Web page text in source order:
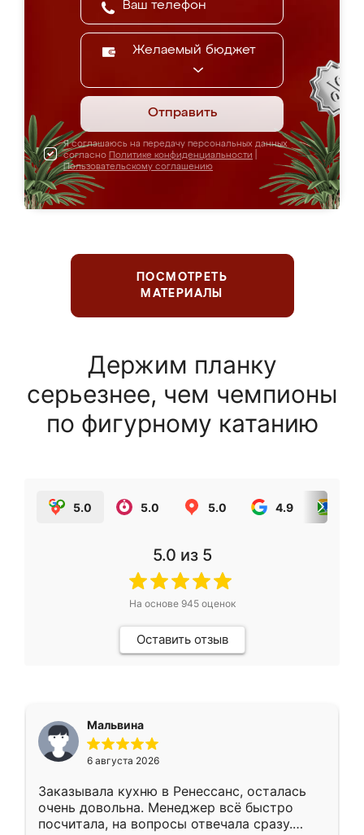
Желаемый бюджет
Отправить
Я соглашаюсь на передачу персональных данных
согласно Политике конфиденциальности
Пользовательскому соглашению
ПОСМОТРЕТЬ
МАТЕРИАЛЫ
Держим планку
серьезнее, чем чемпионы
по фигурному катанию
5.0 5.0 5.0 4.9
5.0 из 5
На основе 945оценок
Оставить отзыв
Мальвина
6 августа 2026
Заказывала кухню в Ренессанс, осталась
очень довольна. Менеджер всё быстро
посчитала, на вопросы отвечала сразу.